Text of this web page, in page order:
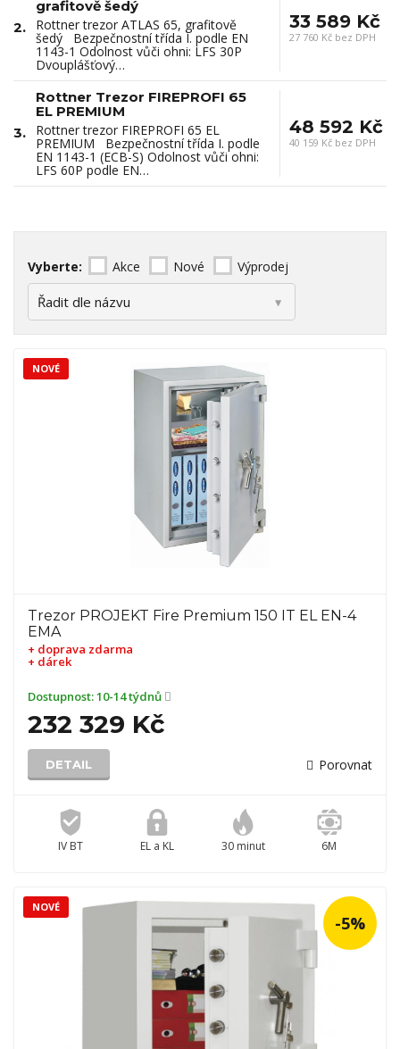
2.
grafitově šedý
Rottner trezor ATLAS 65, grafitově
šedý Bezpečnostní třída I. podle EN
1143-1 Odolnost vůči ohni: LFS 30P
Dvouplášťový…
33 589 Kč
27 760 Kč bez DPH
3.
Rottner Trezor FIREPROFI 65
EL PREMIUM
Rottner trezor FIREPROFI 65 EL
PREMIUM Bezpečnostní třída I. podle
EN 1143-1 (ECB-S) Odolnost vůči ohni:
LFS 60P podle EN…
48 592 Kč
40 159 Kč bez DPH
Vyberte: Akce Nové Výprodej
Trezor PROJEKT Fire Premium 150 IT EL EN-4
EMA
+ doprava zdarma
+ dárek
Dostupnost:10-14 týdnů
232 329 Kč
DETAIL Porovnat
IV BT EL a KL 30 minut 6M
NOVÉ
NOVÉ
-5%